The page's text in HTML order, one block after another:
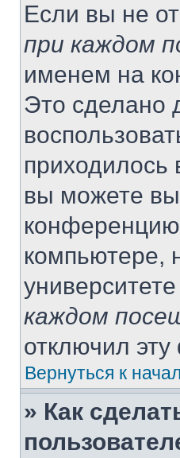
Если вы не
при каждом
именем на
Это сделано
приходилось
вы можете
компьютере,
каждом
отключил
Вернуться к
» Как